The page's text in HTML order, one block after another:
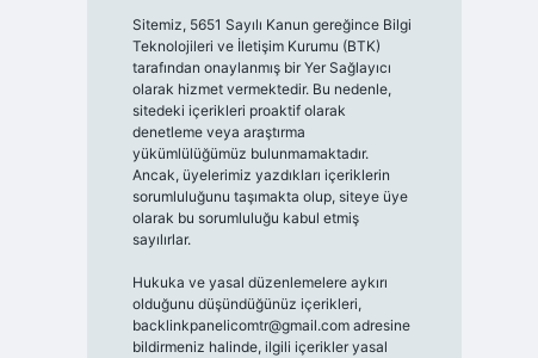
Sitemiz, 5651 Sayılı Kanun gereğince Bilgi
Teknolojileri ve İletişim Kurumu (BTK)
tarafından onaylanmış bir Yer Sağlayıcı
olarak hizmet vermektedir. Bu nedenle,
sitedeki içerikleri proaktif olarak
denetleme veya araştırma
yükümlülüğümüz bulunmamaktadır.
Ancak, üyelerimiz yazdıkları içeriklerin
sorumluluğunu taşımakta olup, siteye üye
olarak bu sorumluluğu kabul etmiş
sayılırlar.
Hukuka ve yasal düzenlemelere aykırı
olduğunu düşündüğünüz içerikleri,
backlinkpanelicomtr@gmail.comadresine
bildirmeniz halinde, ilgili içerikler yasal